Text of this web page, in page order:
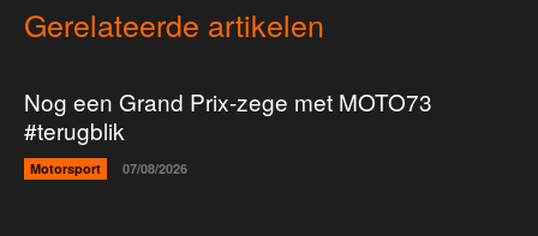
Gerelateerde artikelen
Nog een Grand Prix-zege met MOTO73
#terugblik
Motorsport 07/08/2026